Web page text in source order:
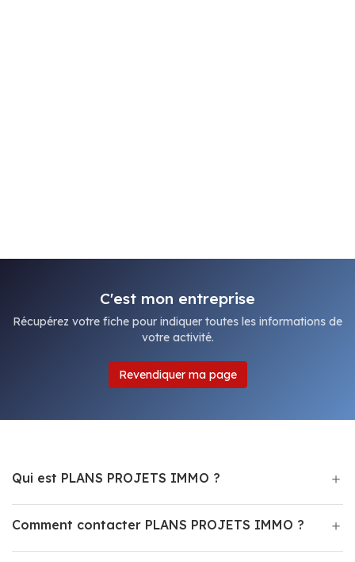
C'est mon entreprise
Récupérez votre fiche pour indiquer toutes les informations de
votre activité.
Revendiquer ma page
Qui est PLANS PROJETS IMMO ?
Comment contacter PLANS PROJETS IMMO ?